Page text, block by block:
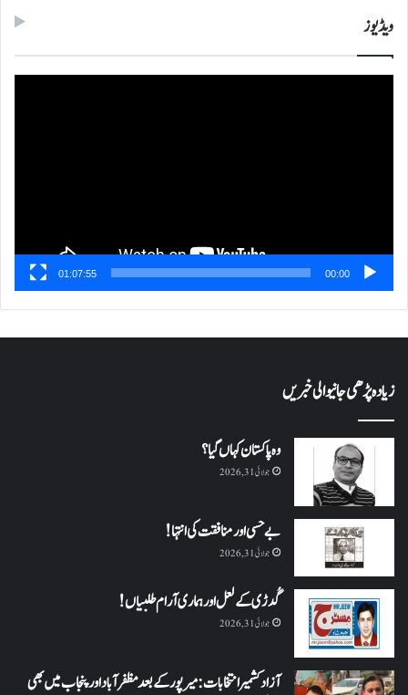
ویڈیوز
00:00
01:07:55
زیادہ پڑھی جانیوالی خبریں
وہ پاکستان کہاں گیا؟
جولائی 31, 2026
بے حسی اور منافقت کی انتہا !
جولائی 31, 2026
گُدڑی کے لعل اور ہماری آرام طلبیاں!
جولائی 31, 2026
آزاد کشمیر انتخابات: میرپور کے بعد مظفرآباد اور پنجاب میں بھی